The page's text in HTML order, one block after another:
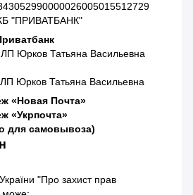
"ПРИВАТБАНК"
Юрков Татьяна Васильевна
Юрков Татьяна Васильевна
«Новая Почта»
«Укрпочта»
для самовывоза)
"Про захист прав